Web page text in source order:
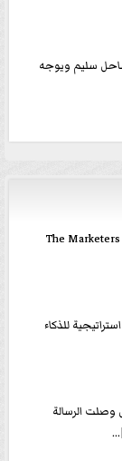
سليم ويوجه
د. داليا أبو المجد تشارك في مؤتمر The Marketers
للذكاء
وصلت الرسالة